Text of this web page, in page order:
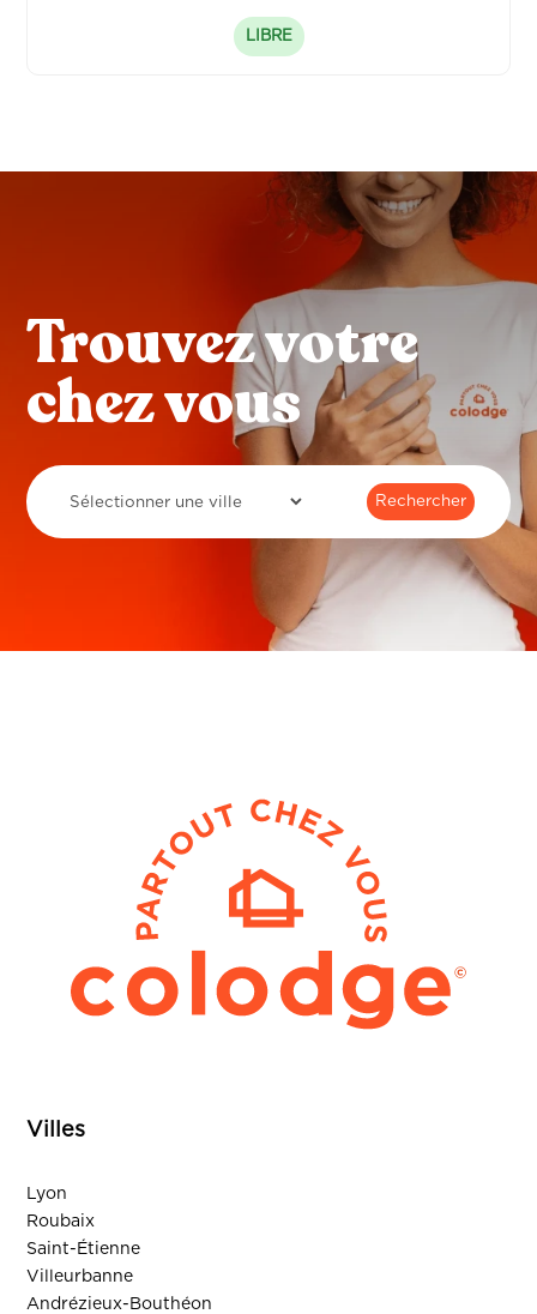
LIBRE
Trouvez votre
chez vous
Villes
Lyon
Roubaix
Saint-Étienne
Villeurbanne
Andrézieux-Bouthéon